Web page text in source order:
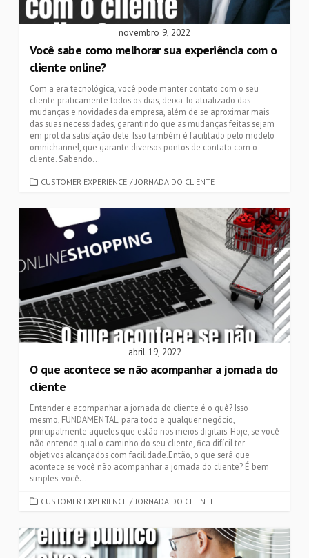
novembro 9, 2022
Você sabe como melhorar sua experiência com o
cliente online?
Com a era tecnológica, você pode manter contato com o seu
cliente praticamente todos os dias, deixa-lo atualizado das
mudanças e novidades da empresa, além de se aproximar mais
das suas necessidades, garantindo que as mudanças feitas sejam
em prol da satisfação dele. Isso também é facilitado pelo modelo
omnichannel, que garante diversos pontos de contato com o
cliente. Sabendo...
CATEGORIES
CUSTOMER EXPERIENCE / JORNADA DO CLIENTE
abril 19, 2022
O que acontece se não acompanhar a jornada do
cliente
Entender e acompanhar a jornada do cliente é o quê? Isso
mesmo, FUNDAMENTAL, para todo e qualquer negócio,
principalmente aqueles que estão nos meios digitais. Hoje, se você
não entende qual o caminho do seu cliente, fica difícil ter
objetivos alcançados com facilidade.Então, o que será que
acontece se você não acompanhar a jornada do cliente? É bem
simples: você...
CATEGORIES
CUSTOMER EXPERIENCE / JORNADA DO CLIENTE